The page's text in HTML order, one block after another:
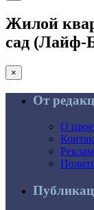
Жилой
сад (Лайф-
×
От
О